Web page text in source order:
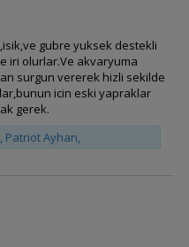
gubre yuksek destekli
iri olurlar.Ve akvaryuma
surgun vererek hizli sekilde
icin eski yapraklar
gerek.
, Patriot Ayhan,